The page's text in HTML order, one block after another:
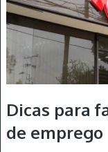
Dicas para
de emprego